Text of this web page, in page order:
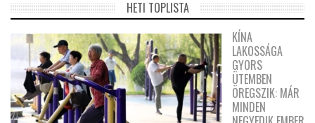
HETI TOPLISTA
KÍNA
LAKOSSÁGA
GYORS
ÜTEMBEN
ÖREGSZIK: MÁR
MINDEN